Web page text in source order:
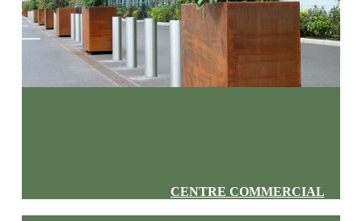
CENTRE COMMERCIAL